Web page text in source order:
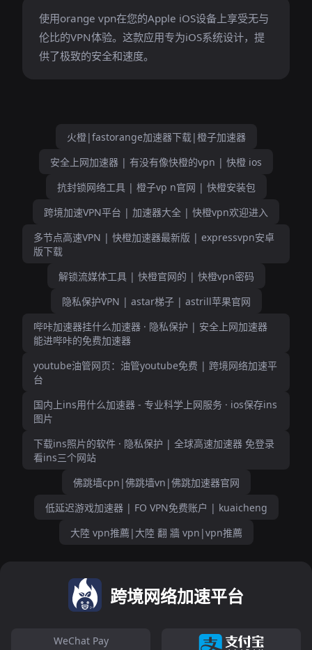
使用orange vpn在您的Apple iOS设备上享受无与
伦比的VPN体验。这款应用专为iOS系统设计，提
供了极致的安全和速度。
火橙|fastorange加速器下载|橙子加速器
安全上网加速器 | 有没有像快橙的vpn | 快橙 ios
抗封锁网络工具 | 橙子vp n官网 | 快橙安装包
跨境加速VPN平台 | 加速器大全 | 快橙vpn欢迎进入
多节点高速VPN | 快橙加速器最新版 | expressvpn安卓
版下载
解锁流媒体工具 | 快橙官网的 | 快橙vpn密码
隐私保护VPN | astar梯子 | astrill苹果官网
哔咔加速器挂什么加速器 · 隐私保护 | 安全上网加速器
能进哔咔的免费加速器
youtube油管网页：油管youtube免费 | 跨境网络加速平
台
国内上ins用什么加速器 - 专业科学上网服务 · ios保存ins
图片
下载ins照片的软件 · 隐私保护 | 全球高速加速器 免登录
看ins三个网站
佛跳墙cpn|佛跳墙vn|佛跳加速器官网
低延迟游戏加速器 | FO VPN免费账户 | kuaicheng
大陸 vpn推薦|大陸 翻 牆 vpn|vpn推薦
跨境网络加速平台
WeChat Pay